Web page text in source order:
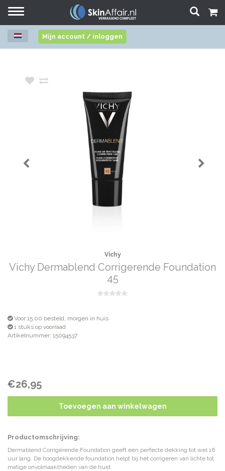
Toggle
Mijn account / inloggen
Vichy
Vichy Dermablend Corrigerende Foundation
45
Voor 15:00 besteld, morgen in huis
1 stuks op voorraad
Artikelnummer: 15094537
€26,95
Toevoegen aan winkelwagen
Productomschrijving:
Dermablend Corrigerende Foundation geeft een perfecte dekking tot wel 16
uur lang. De hoogdekkende foundation helpt bij het corrigeren van lichte tot
matige onvolmaaktheden van de huid.